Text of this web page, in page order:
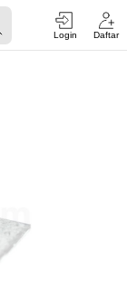
Login Daftar